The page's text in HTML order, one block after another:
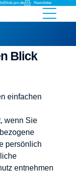
pm.de Newsletter
Blick
einfachen
wenn Sie
persönlich
entnehmen